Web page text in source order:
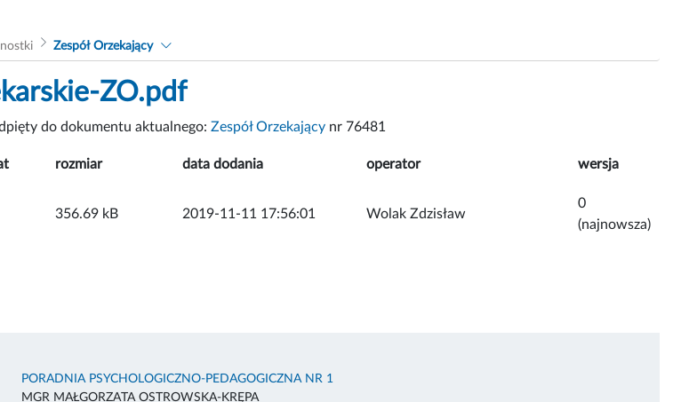
Zespół Orzekający
ZO.pdf
do dokumentu aktualnego: Zespół Orzekający nr 76481
rozmiar data dodania operator wersja
356.69 kB 2019-11-11 17:56:01 Wolak Zdzisław
0
(najnowsza)
PORADNIA PSYCHOLOGICZNO-PEDAGOGICZNA NR 1
MGR MAŁGORZATA OSTROWSKA-KRĘPA